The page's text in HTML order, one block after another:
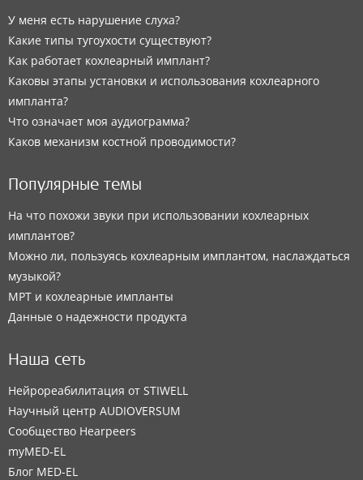
У меня есть нарушение слуха?
Какие типы тугоухости существуют?
Как работает кохлеарный имплант?
Каковы этапы установки и использования кохлеарного
импланта?
Что означает моя аудиограмма?
Каков механизм костной проводимости?
Популярные темы
На что похожи звуки при использовании кохлеарных
имплантов?
Можно ли, пользуясь кохлеарным имплантом, наслаждаться
музыкой?
МРТ и кохлеарные импланты
Данные о надежности продукта
Наша сеть
Нейрореабилитация от STIWELL
Научный центр AUDIOVERSUM
Сообщество Hearpeers
myMED‑EL
Блог MED-EL